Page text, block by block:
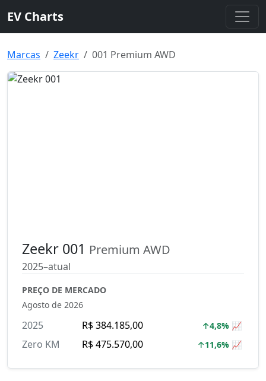
EV Charts
Marcas Zeekr 001 Premium AWD
Zeekr 001 Premium AWD
2025–atual
PREÇO DE MERCADO
Agosto de 2026
2025 R$ 384.185,00 ↑4,8% 📈
Zero KM R$ 475.570,00 ↑11,6% 📈